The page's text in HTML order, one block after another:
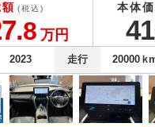
(税込)
8 万円
本体
2023 走行 20000ｋ